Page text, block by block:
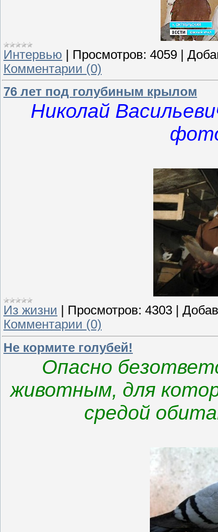
Интервью | Просмотров: 4059 |
Комментарии (0)
76 лет под голубиным крылом
Николай
Из жизни Просмотров: 4303
Комментарии (0)
Не кормите голубей!
Опасно
животным, для
средой